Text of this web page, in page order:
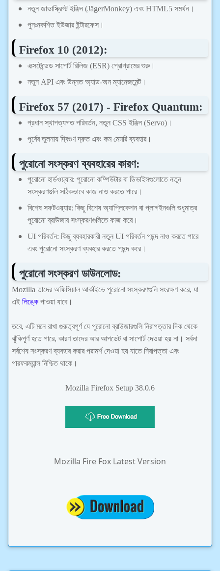
নতুন জাভাস্ক্রিপ্ট ইঞ্জিন (JägerMonkey) এবং HTML5 সমর্থন।
পুনঃনকশিত ইউজার ইন্টারফেস।
Firefox 10 (2012):
এক্সটেন্ডেড সাপোর্ট রিলিজ (ESR) প্রোগ্রামের শুরু।
নতুন API এবং উন্নত অ্যাড-অন ম্যানেজমেন্ট।
Firefox 57 (2017) - Firefox Quantum:
প্রধান স্থাপত্যগত পরিবর্তন, নতুন CSS ইঞ্জিন (Servo)।
পূর্বের তুলনায় দ্বিগুণ দ্রুত এবং কম মেমরি ব্যবহার।
পুরোনো সংস্করণ ব্যবহারের কারণ:
পুরোনো হার্ডওয়্যার: পুরোনো কম্পিউটার বা ডিভাইসগুলোতে নতুন
সংস্করণগুলি সঠিকভাবে কাজ নাও করতে পারে।
বিশেষ সফটওয়্যার: কিছু বিশেষ অ্যাপ্লিকেশন বা প্লাগইনগুলি শুধুমাত্র
পুরোনো ব্রাউজার সংস্করণগুলিতে কাজ করে।
UI পরিবর্তন: কিছু ব্যবহারকারী নতুন UI পরিবর্তন পছন্দ নাও করতে পারে
এবং পুরোনো সংস্করণ ব্যবহার করতে পছন্দ করে।
পুরোনো সংস্করণ ডাউনলোড:
Mozilla তাদের অফিসিয়াল আর্কাইভে পুরোনো সংস্করণগুলি সংরক্ষণ করে, যা
এই লিঙ্কে পাওয়া যাবে।
তবে, এটি মনে রাখা গুরুত্বপূর্ণ যে পুরোনো ব্রাউজারগুলি নিরাপত্তার দিক থেকে
ঝুঁকিপূর্ণ হতে পারে, কারণ তাদের আর আপডেট বা সাপোর্ট দেওয়া হয় না। সর্বদা
সর্বশেষ সংস্করণ ব্যবহার করার পরামর্শ দেওয়া হয় যাতে নিরাপত্তা এবং
পারফরম্যান্স নিশ্চিত থাকে।
Mozilla Firefox Setup 38.0.6
Mozilla Fire Fox Latest Version